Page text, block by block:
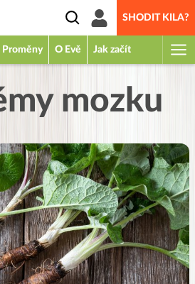
SHODIT KILA?
Proměny O Evě Jak začít
mozku